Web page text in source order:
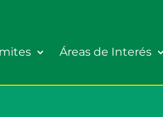
Áreas de Interés